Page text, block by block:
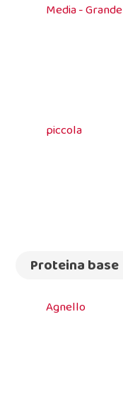
Media - Grande
piccola
Proteina base
Agnello